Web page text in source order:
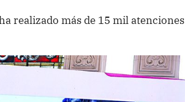
realizado más de 15 mil atenciones